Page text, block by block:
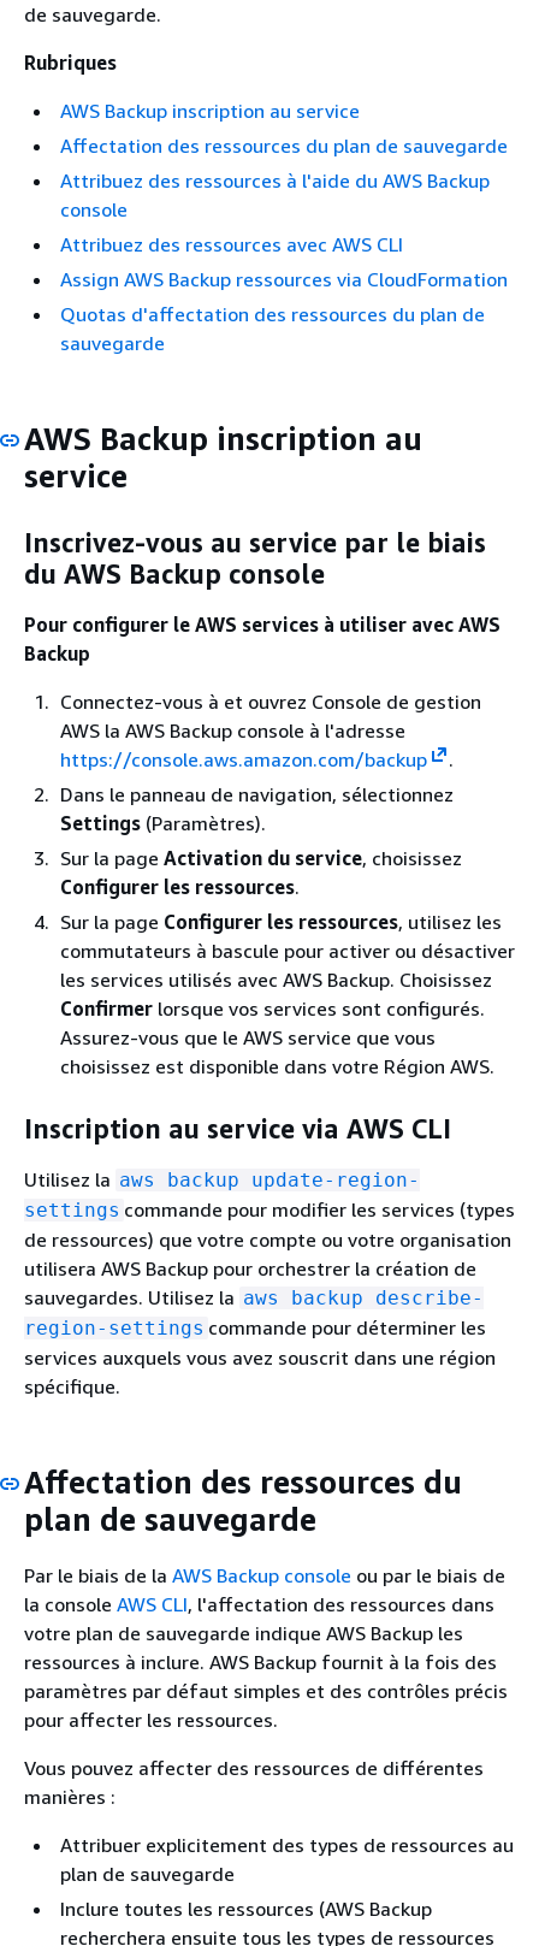
de sauvegarde.
Rubriques
AWS Backup inscription au service
Affectation des ressources du plan de sauvegarde
Attribuez des ressources à l'aide du AWS Backup
console
Attribuez des ressources avec AWS CLI
Assign AWS Backup ressources via CloudFormation
Quotas d'affectation des ressources du plan de
sauvegarde
AWS Backup inscription au
service
Inscrivez-vous au service par le biais
du AWS Backup console
Pour configurer le AWS services à utiliser avec AWS
Backup
Connectez-vous à et ouvrez Console de gestion
AWS la AWS Backup console à l'adresse
https://console.aws.amazon.com/backup
.
Dans le panneau de navigation, sélectionnez
Settings (Paramètres).
Sur la page Activation du service, choisissez
Configurer les ressources.
Sur la page Configurer les ressources, utilisez les
commutateurs à bascule pour activer ou désactiver
les services utilisés avec AWS Backup. Choisissez
Confirmer lorsque vos services sont configurés.
Assurez-vous que le AWS service que vous
choisissez est disponible dans votre Région AWS.
Inscription au service via AWS CLI
Utilisez la aws backup update-region-
settings commande pour modifier les services (types
de ressources) que votre compte ou votre organisation
utilisera AWS Backup pour orchestrer la création de
sauvegardes. Utilisez la aws backup describe-
region-settings commande pour déterminer les
services auxquels vous avez souscrit dans une région
spécifique.
Affectation des ressources du
plan de sauvegarde
Par le biais de la AWS Backup console ou par le biais de
la console AWS CLI, l'affectation des ressources dans
votre plan de sauvegarde indique AWS Backup les
ressources à inclure. AWS Backup fournit à la fois des
paramètres par défaut simples et des contrôles précis
pour affecter les ressources.
Vous pouvez affecter des ressources de différentes
manières :
Attribuer explicitement des types de ressources au
plan de sauvegarde
Inclure toutes les ressources (AWS Backup
recherchera ensuite tous les types de ressources